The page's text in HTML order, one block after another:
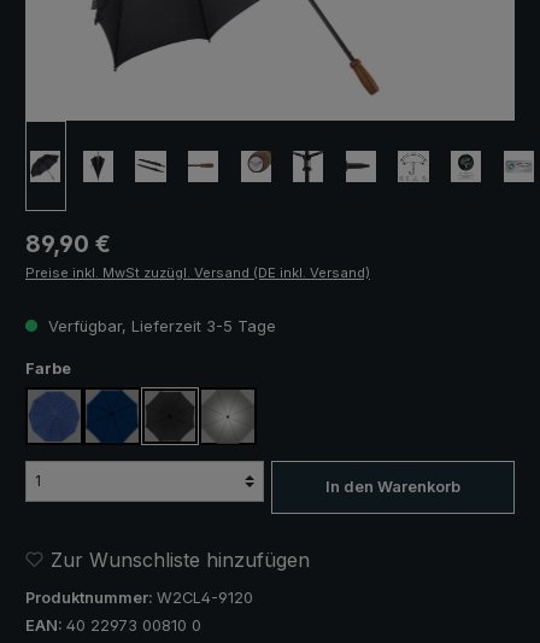
Regulärer Preis:
89,90 €
Preise inkl. MwSt zuzügl. Versand (DE inkl. Versand)
Verfügbar, Lieferzeit 3-5 Tage
Farbeauswählen
blau, kariertmarineblauschwarzsilber, UV-Schutz 50+
In den Warenkorb
Zur Wunschliste hinzufügen
Produktnummer: W2CL4-9120
EAN: 40 22973 00810 0